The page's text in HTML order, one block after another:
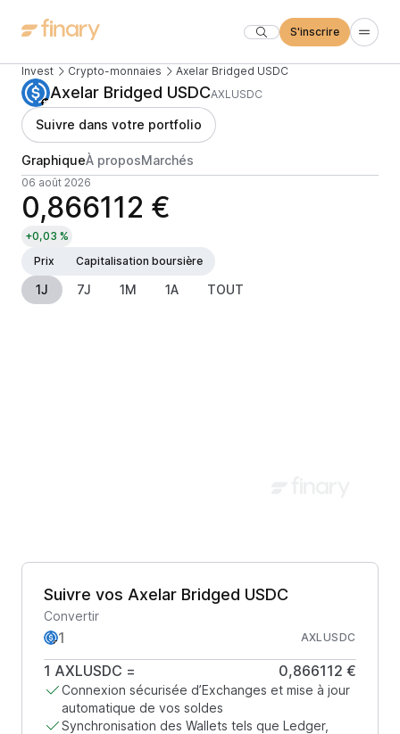
S'inscrire
Invest Crypto-monnaies Axelar Bridged USDC
Axelar Bridged USDCAXLUSDC
Suivre dans votre portfolio
GraphiqueÀ proposMarchés
06 août 2026
0,866112 €
+0,03 %
Prix
Capitalisation boursière
1J 7J 1M 1A TOUT
Suivre vos Axelar Bridged USDC
Convertir
AXLUSDC
1 AXLUSDC = 0,866112 €
Connexion sécurisée d’Exchanges et mise à jour
automatique de vos soldes
Synchronisation des Wallets tels que Ledger,